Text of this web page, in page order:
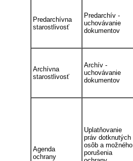
Predarchívna
starostlivosť
Predarchív -
uchovávanie
dokumentov
Archívna
starostlivosť
Archív -
uchovávanie
dokumentov
Agenda
ochrany
Uplatňovanie
práv dotknutých
osôb a možného
porušenia